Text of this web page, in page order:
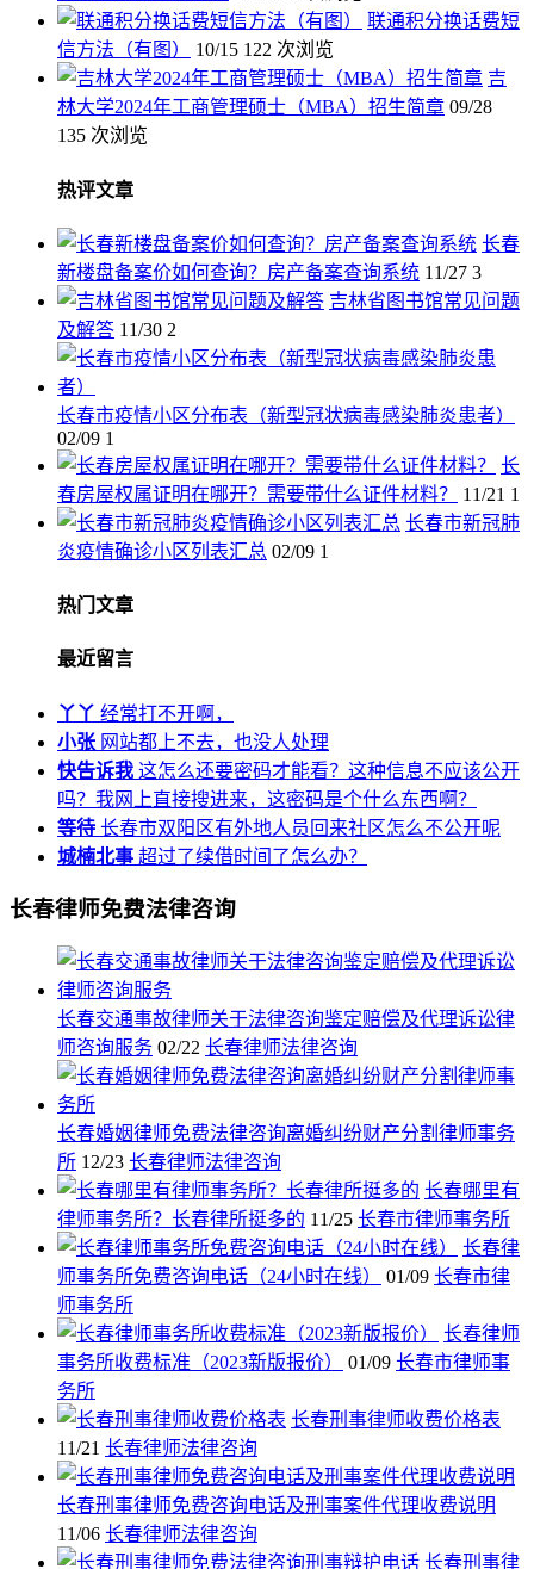
联通积分换话费短
信方法（有图）
10/15 122 次浏览
吉
林大学2024年工商管理硕士（MBA）招生简章 09/28
135 次浏览
热评文章
长春
新楼盘备案价如何查询？房产备案查询系统 11/27 3
吉林省图书馆常见问题
及解答 11/30 2
长春市疫情小区分布表（新型冠状病毒感染肺炎患者）
02/09 1
长
春房屋权属证明在哪开？需要带什么证件材料？
11/21 1
长春市新冠肺
炎疫情确诊小区列表汇总 02/09 1
热门文章
最近留言
丫丫 经常打不开啊，
小张 网站都上不去，也没人处理
快告诉我 这怎么还要密码才能看？这种信息不应该公开
吗？我网上直接搜进来，这密码是个什么东西啊？
等待 长春市双阳区有外地人员回来社区怎么不公开呢
城楠北事 超过了续借时间了怎么办？
长春律师免费法律咨询
长春交通事故律师关于法律咨询鉴定赔偿及代理诉讼律
师咨询服务 02/22 长春律师法律咨询
长春婚姻律师免费法律咨询离婚纠纷财产分割律师事务
所 12/23 长春律师法律咨询
长春哪里有
律师事务所？长春律所挺多的 11/25 长春市律师事务所
长春律
师事务所免费咨询电话（24小时在线）
01/09 长春市律
师事务所
长春律师
事务所收费标准（2023新版报价）
01/09 长春市律师事
务所
长春刑事律师收费价格表
11/21 长春律师法律咨询
长春刑事律师免费咨询电话及刑事案件代理收费说明
11/06 长春律师法律咨询
长春刑事律